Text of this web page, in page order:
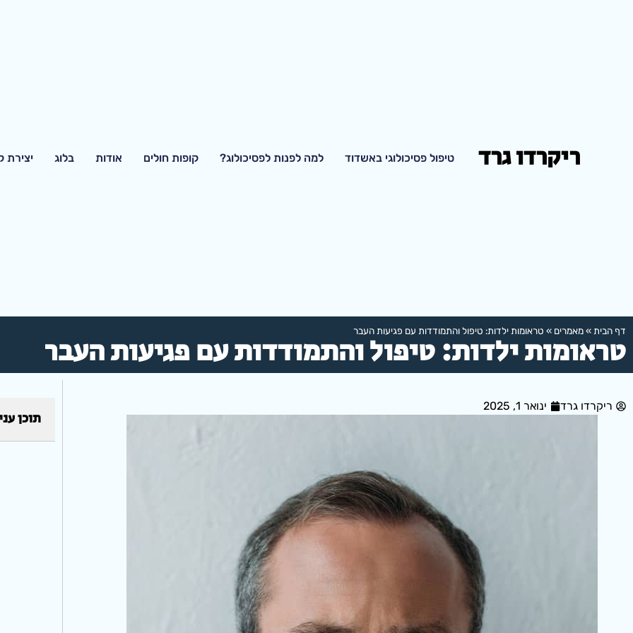
ריקרדו גרד טיפול פסיכולוגי באשדוד למה לפנות לפסיכולוג? קופות חולים אודות בלוג יצירת
דף הבית »מאמרים » טראומות ילדות: טיפול והתמודדות עם פגיעות העבר
טראומות ילדות: טיפול והתמודדות עם פגיעות העבר
ריקרדו גרד ינואר 1, 2025
תוכן